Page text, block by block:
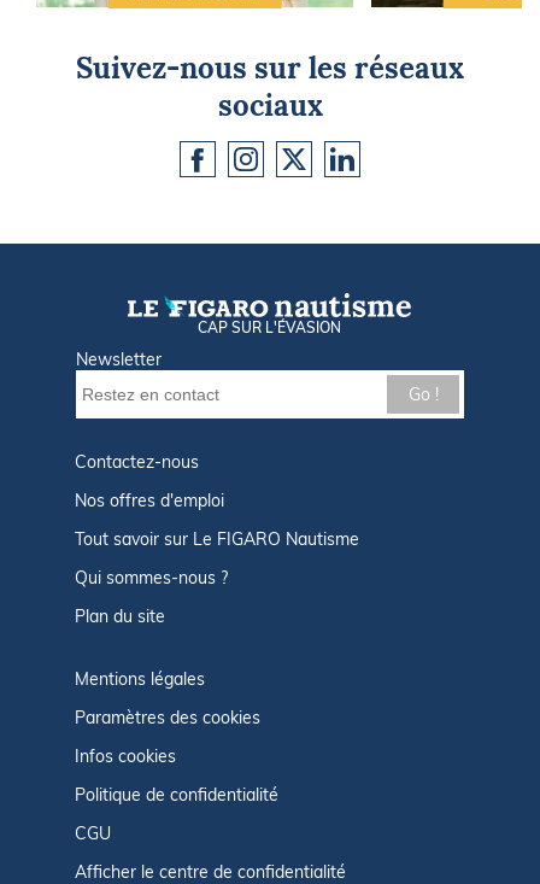
Suivez-nous sur les réseaux
sociaux
CAP SUR L'ÉVASION
Newsletter
Go !
Contactez-nous
Nos offres d'emploi
Tout savoir sur Le FIGARO Nautisme
Qui sommes-nous ?
Plan du site
Mentions légales
Paramètres des cookies
Infos cookies
Politique de confidentialité
CGU
Afficher le centre de confidentialité